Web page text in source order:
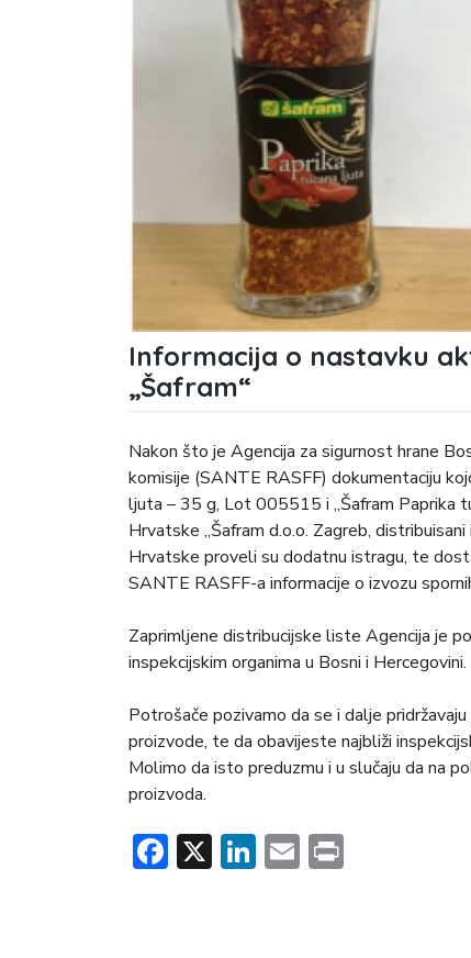
Informacija o nastavku
„Šafram“
Nakon što je Agencija za sigurnost hrane
komisije (SANTE RASFF) dokumentaciju
ljuta – 35 g, Lot 005515 i „Šafram Paprika
Hrvatske „Šafram d.o.o. Zagreb,
Hrvatske proveli su dodatnu istragu, te
SANTE RASFF-a informacije o izvozu
Zaprimljene distribucijske liste Agencija je
inspekcijskim organima u Bosni i Hercegovini.
Potrošače pozivamo da se i dalje
proizvode, te da obavijeste najbliži
Molimo da isto preduzmu i u slučaju da na
proizvoda.
Facebook
X LinkedIn
Email